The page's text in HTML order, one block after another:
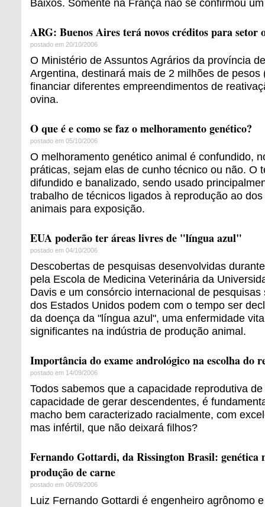
Baixos. Somente na França não se confirmou
ARG: Buenos Aires terá novos créditos para setor
postado em 20/10/2006
O Ministério de Assuntos Agrários da província
Argentina, destinará mais de 2 milhões de pesos
financiar diferentes empreendimentos de
ovina.
O que é e como se faz o melhoramento genético?
postado em 05/10/2006
O melhoramento genético animal é confundido,
práticas, sejam elas de cunho técnico ou não. O
difundido e banalizado, sendo usado
trabalho de técnicos ligados à reprodução ao
animais para exposição.
EUA poderão ter áreas livres de "língua azul"
postado em 04/10/2006
Descobertas de pesquisas desenvolvidas
pela Escola de Medicina Veterinária da
Davis e um consórcio internacional de
dos Estados Unidos podem com o tempo ser
da doença da "língua azul", uma enfermidade
significantes na indústria de produção animal.
Importância do exame andrológico na escolha do
postado em 14/09/2006
Todos sabemos que a capacidade reprodutiva
capacidade de gerar descendentes, é
macho bem caracterizado racialmente, com
mas infértil, que não deixará filhos?
Fernando Gottardi, da Rissington Brasil: genética
produção de carne
postado em 06/09/2006
Luiz Fernando Gottardi é engenheiro agrônomo